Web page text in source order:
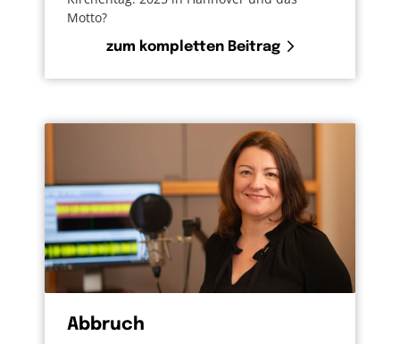
Motto?
zum kompletten Beitrag
Abbruch